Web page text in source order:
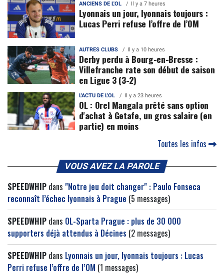
ANCIENS DE L'OL Il y a 7 heures
Lyonnais un jour, lyonnais toujours :
Lucas Perri refuse l’offre de l’OM
AUTRES CLUBS Il y a 10 heures
Derby perdu à Bourg-en-Bresse :
Villefranche rate son début de saison
en Ligue 3 (3-2)
L'ACTU DE L'OL Il y a 23 heures
OL : Orel Mangala prêté sans option
d'achat à Getafe, un gros salaire (en
partie) en moins
Toutes les infos
VOUS AVEZ LA PAROLE
SPEEDWHIP dans "Notre jeu doit changer" : Paulo Fonseca
reconnaît l’échec lyonnais à Prague (5 messages)
SPEEDWHIP dans OL-Sparta Prague : plus de 30 000
supporters déjà attendus à Décines (2 messages)
SPEEDWHIP dans Lyonnais un jour, lyonnais toujours : Lucas
Perri refuse l’offre de l’OM (1 messages)